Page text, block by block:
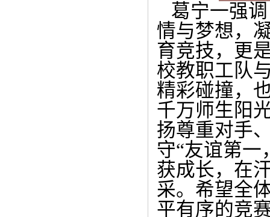
葛宁一强
情与梦想，
育竞技，更
校教职工队
精彩碰撞，
千万师生阳
扬尊重对手
守“友谊第一
获成长，在
采。希望全
平有序的竞